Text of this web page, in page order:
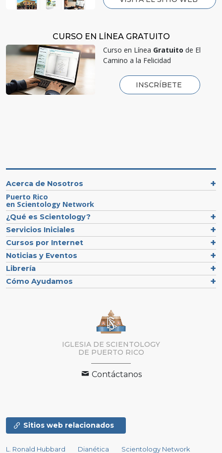
CURSO EN LÍNEA GRATUITO
Curso en Línea Gratuito de El
Camino a la Felicidad
INSCRÍBETE
Acerca de Nosotros
Puerto Rico
en Scientology Network
¿Qué es Scientology?
Servicios Iniciales
Cursos por Internet
Noticias y Eventos
Librería
Cómo Ayudamos
IGLESIA DE SCIENTOLOGY
DE PUERTO RICO
Contáctanos
Sitios web relacionados
L. Ronald Hubbard Dianética Scientology Network